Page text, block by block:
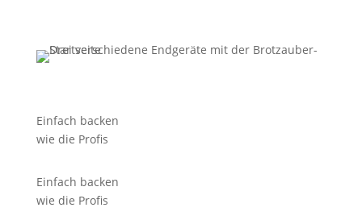
Einfach backen
wie die Profis
Einfach backen
wie die Profis